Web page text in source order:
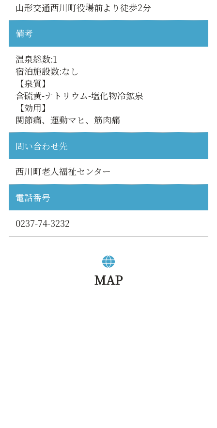
山形交通西川町役場前より徒歩2分
備考
温泉総数:1
宿泊施設数:なし
【泉質】
含硫黄-ナトリウム-塩化物冷鉱泉
【効用】
関節痛、運動マヒ、筋肉痛
問い合わせ先
西川町老人福祉センター
電話番号
0237-74-3232
MAP